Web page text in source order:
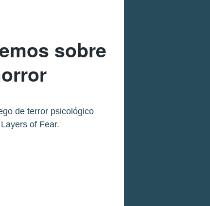
sobre
de terror psicológico
of Fear.